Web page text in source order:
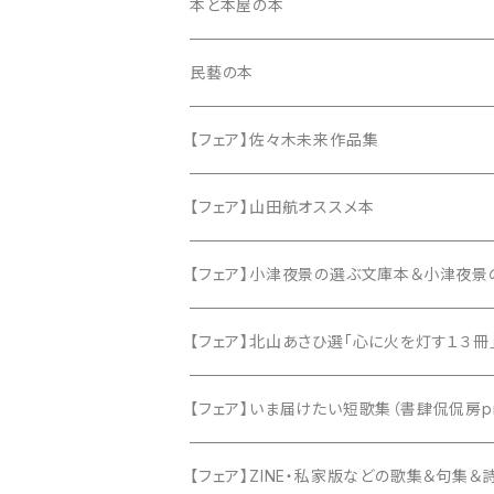
本と本屋の本
民藝の本
【フェア】佐々木未来作品集
【フェア】山田航オススメ本
【フェア】小津夜景の選ぶ文庫本＆小津夜景
【フェア】北山あさひ選「心に火を灯す１３冊」
【フェア】いま届けたい短歌集（書肆侃侃房
【フェア】ZINE・私家版などの歌集＆句集＆